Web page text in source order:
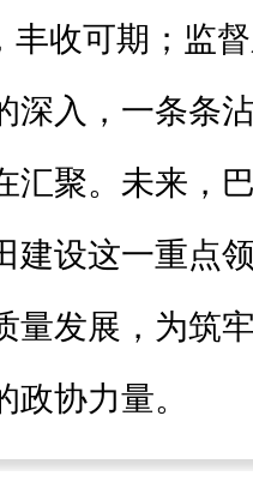
丰收可期；监
深入，一条条
汇聚。未来，
建设这一重点
量发展，为筑
政协力量。